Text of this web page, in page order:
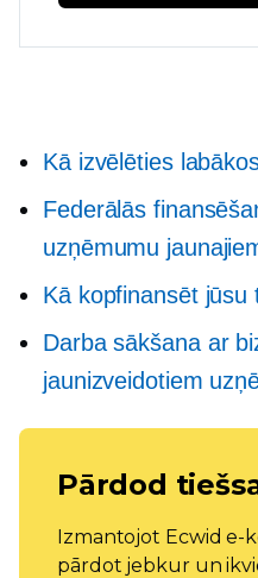
Kā izvēlēties
Federālās
uzņēmumu
Kā kopfinansēt jūsu
Darba sākšana ar
jaunizveidotiem
Pārdod
Izmantojot Ecwid e-
pārdot jebkur un